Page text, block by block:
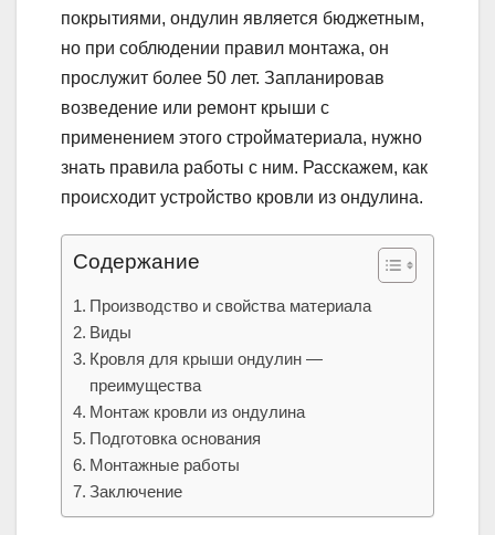
покрытиями, ондулин является бюджетным,
но при соблюдении правил монтажа, он
прослужит более 50 лет. Запланировав
возведение или ремонт крыши с
применением этого стройматериала, нужно
знать правила работы с ним. Расскажем, как
происходит устройство кровли из ондулина.
Содержание
Производство и свойства материала
Виды
Кровля для крыши ондулин —
преимущества
Монтаж кровли из ондулина
Подготовка основания
Монтажные работы
Заключение